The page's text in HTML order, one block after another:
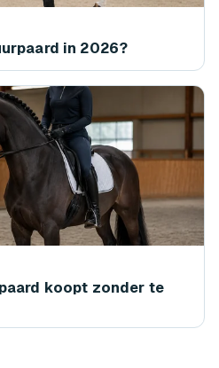
in 2026?
koopt zonder te